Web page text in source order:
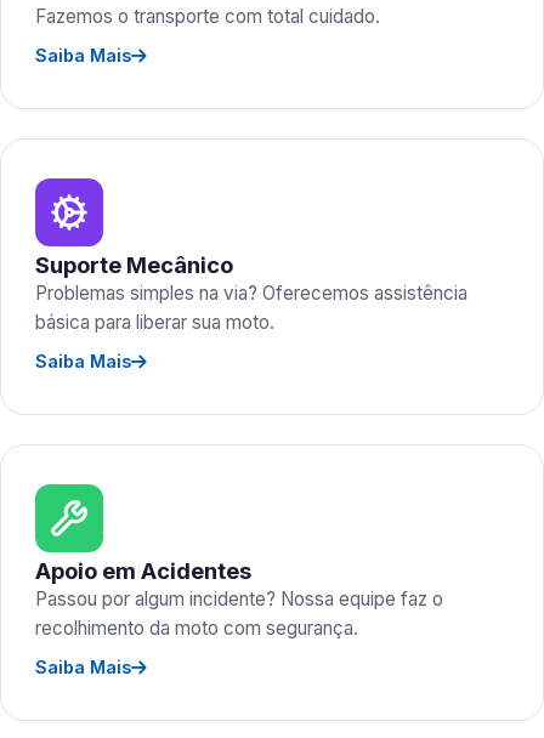
Fazemos o transporte com total cuidado.
Saiba Mais
Suporte Mecânico
Problemas simples na via? Oferecemos assistência
básica para liberar sua moto.
Saiba Mais
Apoio em Acidentes
Passou por algum incidente? Nossa equipe faz o
recolhimento da moto com segurança.
Saiba Mais